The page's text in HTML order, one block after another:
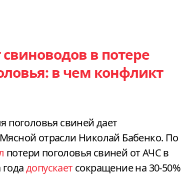
в потере
в чем конфликт
поголовья свиней дает
отрасли Николай Бабенко. По
потери поголовья свиней от АЧС в
допускает сокращение на 30-50%